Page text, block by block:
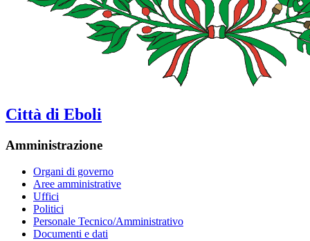
Città di Eboli
Amministrazione
Organi di governo
Aree amministrative
Uffici
Politici
Personale Tecnico/Amministrativo
Documenti e dati